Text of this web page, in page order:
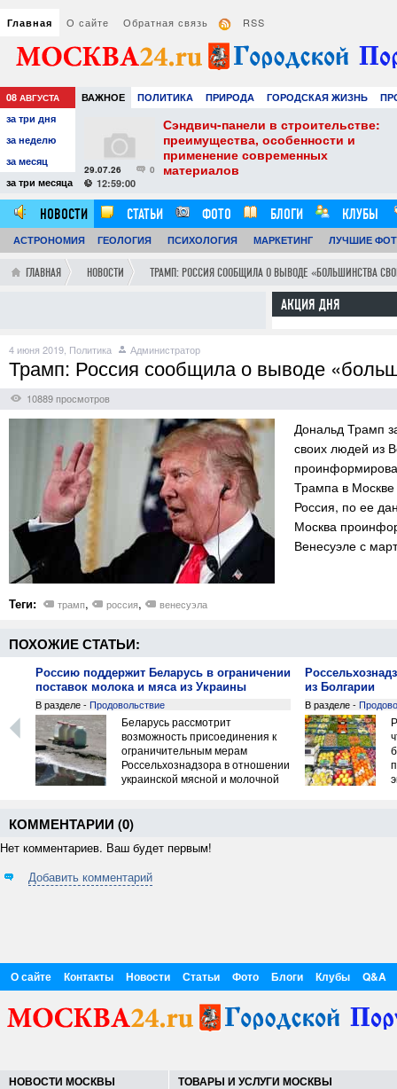
Главная О сайте Обратная связь RSS
08 АВГУСТА ВАЖНОЕ ПОЛИТИКА ПРИРОДА ГОРОДСКАЯ ЖИЗНЬ
ТЕХНОЛОГИИ
за три дня
за неделю
за месяц
за три месяца
советы для
0
29.07.26
12:59:00
Сэндвич-панели в строительстве:
преимущества, особенности и
применение современных
материалов
НОВОСТИ СТАТЬИ ФОТО БЛОГИ
КЛУБЫ
ОБЗОРЫ
ВИДЕОРЕПОРТАЖИ
АСТРОНОМИЯ ГЕОЛОГИЯ ПСИХОЛОГИЯ МАРКЕТИНГ ЛУЧШИЕ
ГЛАВНАЯ НОВОСТИ ТРАМП: РОССИЯ СООБЩИЛА О ВЫВОДЕ «БОЛЬШИНСТВА
АКЦИЯ ДНЯ
4 июня 2019, Политика Администратор
Трамп: Россия сообщила о выводе
10889 просмотров
Дональд Трамп
своих людей из
Трампа в
Россия, по ее
Москва
Венесуэле с
Теги: трамп, россия, венесуэла
ПОХОЖИЕ СТАТЬИ:
Россию поддержит Беларусь в ограничении
поставок молока и мяса из Украины
В разделе - Продовольствие
Беларусь рассмотрит
возможность присоединения к
ограничительным мерам
Россельхознадзора в отношении
украинской мясной и молочной
Беларуси Юрий Пивоварчик в
ходе телефонных переговоров с
заместителем руководителя
Непоклоновым. Информация об
из Болгарии
В разделе -
КОММЕНТАРИИ (0)
Нет комментариев. Ваш будет первым!
Добавить комментарий
О сайте Контакты Новости Статьи Фото Блоги Клубы Q&A
НОВОСТИ МОСКВЫ ТОВАРЫ И УСЛУГИ МОСКВЫ